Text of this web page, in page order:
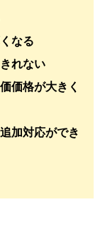
なる
れない
価格が大きく
加対応ができ